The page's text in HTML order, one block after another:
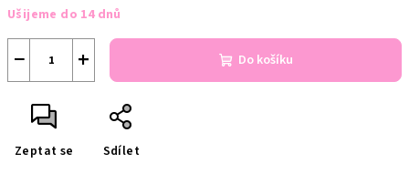
cena:
Ušijeme do 14 dnů
+
− Do košíku
Zeptat se Sdílet